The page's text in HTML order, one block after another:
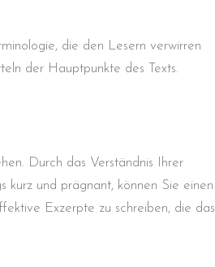
die den Lesern verwirren
der Hauptpunkte des Texts.
Durch das Verständnis Ihrer
kurz und prägnant, können Sie einen
Exzerpte zu schreiben, die das